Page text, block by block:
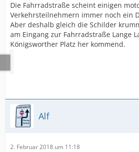
Die Fahrradstraße scheint einigen
Verkehrsteilnehmern immer noch ein
Aber deshalb gleich die Schilder
am Eingang zur Fahrradstraße Lange
Königsworther Platz her kommend.
Alf
2. Februar 2018 um 11:18